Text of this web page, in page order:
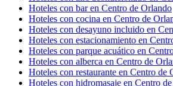
Hoteles con bar en Centro de Orlando
Hoteles con cocina en Centro de
Hoteles con desayuno incluido en
Hoteles con estacionamiento en
Hoteles con parque acuático en
Hoteles con alberca en Centro de
Hoteles con restaurante en Centro de
Hoteles con hidromasaje en Centro